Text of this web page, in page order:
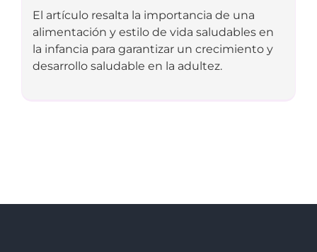
El artículo resalta la importancia de una
alimentación y estilo de vida saludables en
la infancia para garantizar un crecimiento y
desarrollo saludable en la adultez.